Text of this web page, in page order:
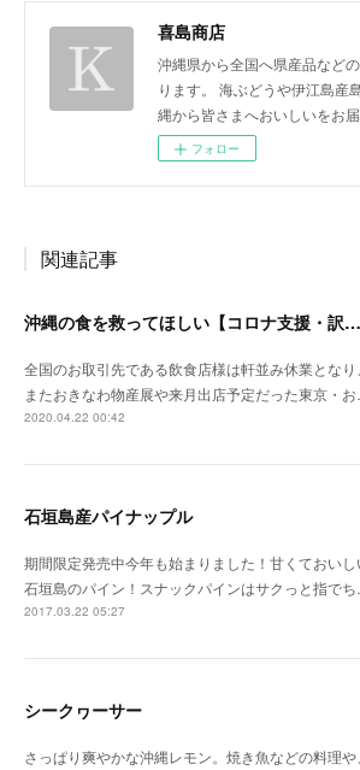
喜島商店
沖縄県から全国へ県産品など
ります。 海ぶどうや伊江島産
縄から皆さまへおいしいをお届
フォロー
関連記事
沖縄の食を救ってほしい【コロナ支援・訳ありグループ価格】
全国のお取引先である飲食店様は軒並み休業となり、
またおきなわ物産展や来月出店予定だった東京・
2020.04.22 00:42
石垣島産パイナップル
期間限定発売中今年も始まりました！甘くておいし
石垣島のパイン！スナックパインはサクっと指で
2017.03.22 05:27
シークヮーサー
さっぱり爽やかな沖縄レモン。焼き魚などの料理や、